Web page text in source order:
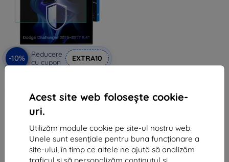
Acest site web folosește cookie-
uri.
Utilizăm module cookie pe site-ul nostru web.
Unele sunt esențiale pentru buna funcționare a
site-ului, în timp ce altele ne ajută să analizăm
traficul și să personalizăm conținutul și
-10%
Reducere
cu cupon
EXTRA10
Dodge Challenger 2015–2017 8,4"
167 lei
150 lei
În stoc > 5 buc